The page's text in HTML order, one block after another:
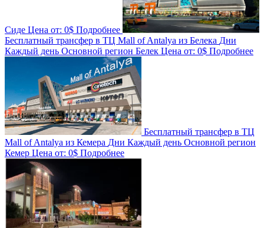
Сиде Цена от: 0$ Подробнее
Бесплатный трансфер в ТЦ Mall of Antalya из Белека Дни
Каждый день Основной регион Белек Цена от: 0$ Подробнее
Бесплатный трансфер в ТЦ
Mall of Antalya из Кемера Дни Каждый день Основной регион
Кемер Цена от: 0$ Подробнее